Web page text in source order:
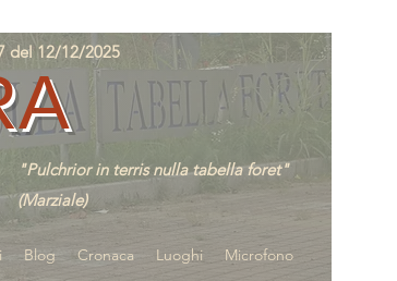
"Pulchrior in terris nulla tabella foret"
(Marziale)
Blog Cronaca Luoghi Microfono
del 12/12/2025